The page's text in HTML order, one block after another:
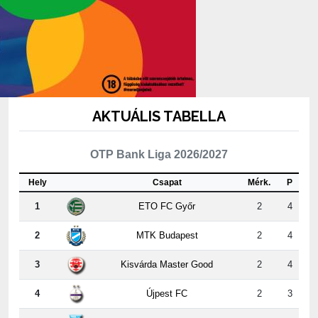
AKTUÁLIS TABELLA
OTP Bank Liga 2026/2027
Hely Csapat Mérk. P
1 ETO FC Győr 2 4
2 MTK Budapest 2 4
3 Kisvárda Master Good 2 4
4 Újpest FC 2 3